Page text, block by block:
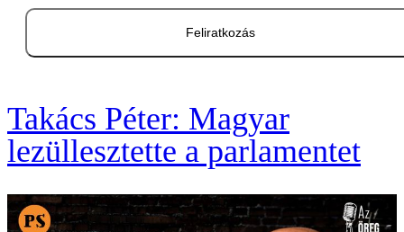
Feliratkozás
Takács Péter: Magyar
lezüllesztette a parlamentet